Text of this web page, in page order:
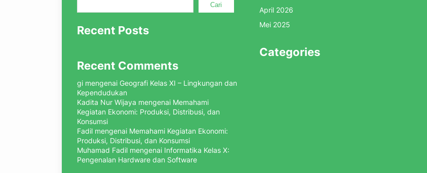
Cari
Recent Posts
Recent Comments
gi mengenai Geografi Kelas XI – Lingkungan dan
Kependudukan
Kadita Nur Wijaya mengenai Memahami
Kegiatan Ekonomi: Produksi, Distribusi, dan
Konsumsi
Fadil mengenai Memahami Kegiatan Ekonomi:
Produksi, Distribusi, dan Konsumsi
Muhamad Fadil mengenai Informatika Kelas X:
Pengenalan Hardware dan Software
April 2026
Mei 2025
Categories